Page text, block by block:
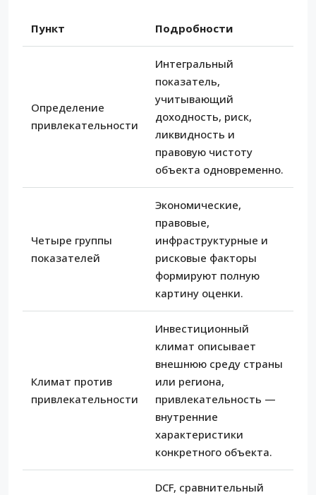
Пункт Подробности
Определение
привлекательности
Интегральный
показатель,
учитывающий
доходность, риск,
ликвидность и
правовую чистоту
объекта одновременно.
Четыре группы
показателей
Экономические,
правовые,
инфраструктурные и
рисковые факторы
формируют полную
картину оценки.
Климат против
привлекательности
Инвестиционный
климат описывает
внешнюю среду страны
или региона,
привлекательность —
внутренние
характеристики
конкретного объекта.
DCF, сравнительный